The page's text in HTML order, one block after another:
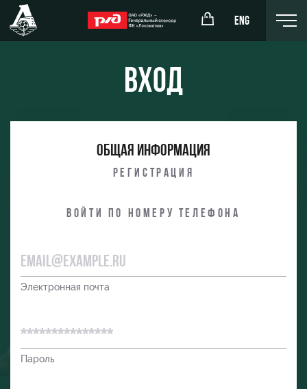
ENG
Организация мероприятий
Аренда площадей
Вход
Общая информация
Регистрация
Войти по номеру телефона
Электронная почта
Пароль